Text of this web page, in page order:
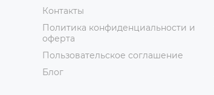
Контакты
Политика конфиденциальности и
оферта
Пользовательское соглашение
Блог